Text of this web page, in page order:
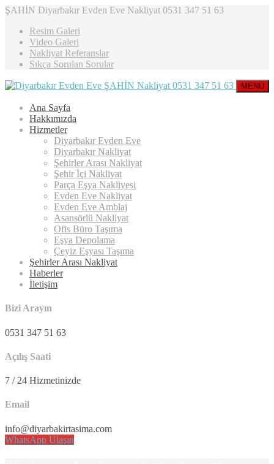
ŞAHİN Diyarbakır Evden Eve Nakliyat 0531 347 51 63
Resim Galeri
Video Galeri
Nakliyat Referanslar
Sıkça Sorulan Sorular
MENÜ
Ana Sayfa
Hakkımızda
Hizmetler
Diyarbakır Evden Eve
Diyarbakır Nakliyat
Şehirler Arası Nakliyat
Şehir İçi Nakliyat
Parça Eşya Nakliyesi
Evden Eve Nakliyat
Evden Eve Amblaj
Asansörlü Nakliyat
Ofis Büro Taşıma
Eşya Depolama
Çeyiz Eşyası Taşıma
Şehirler Arası Nakliyat
Haberler
İletişim
Bizi Arayın
0531 347 51 63
Açılış Saati
7 / 24 Hizmetinizde
Email
info@diyarbakirtasima.com
WhatsApp Ulaşın